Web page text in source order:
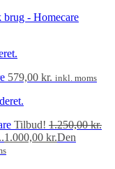
579,00 kr. inkl. moms
Tilbud! 1.250,00kr.
1.000,00 kr.Den